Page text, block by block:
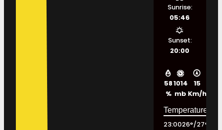
58
%
1014
mb
15
Km/h
Sunrise:
05:46
Sunset:
20:00
23:0026°/27°